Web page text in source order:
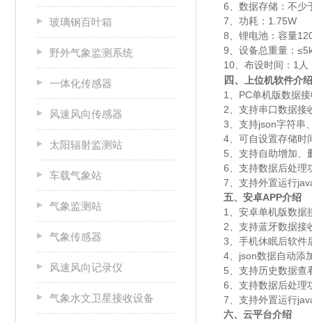
玻璃钢百叶箱
野外气象监测系统
一体化传感器
风速风向传感器
太阳辐射监测站
车载气象站
气象监测站
气象传感器
风速风向记录仪
气象水文卫星接收设备
6、数据存储：不少
7、功耗：1.75W
8、锂电池：容量
9、设备总重量：
10、布设时间：1
四、
上位机软件介绍
1、PC单机版数据
2、支持串口数据接
3、支持json字符串
4、可自设置存储时
5、支持自助增加、
6、支持数据后处理
7、支持外置运行
五、安卓APP介绍
1、安卓单机版数据
2、支持蓝牙数据接
3、手机休眠后软件
4、json数据自动添
5、支持历史数据查
6、支持数据后处理
7、支持外置运行
六、云平台介绍